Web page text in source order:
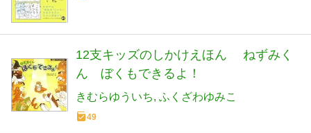
12支キッズのしかけえほん ねずみく
ん ぼくもできるよ！
きむらゆういち ふくざわゆみこ
49